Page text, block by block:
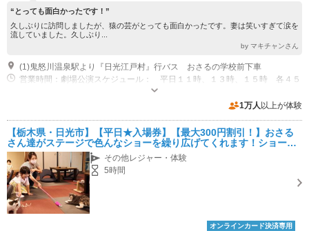
“とっても面白かったです！”
久しぶりに訪問しましたが、猿の芸がとっても面白かったです。妻は笑いすぎて涙を
流していました。久しぶり...
by マキチャンさん
(1)鬼怒川温泉駅より『日光江戸村』行バス おさるの学校前下車
営業時間：劇場公演スケジュール： 平日１１時、１３時、１５時 各４５
分間 / 土日祭日１０時、１１時、１３時、１５時 各４５分間 ※状況に
1万人 以上が体験
【栃木県・日光市】【平日★入場券】【最大300円割引！】おさる
さん達がステージで色んなショーを繰り広げてくれます！ショーの
観覧もOK♪ファミリー・女性・カップルに人気☆直前予約OK♪
その他レジャー・体験
5時間
オンラインカード決済専用